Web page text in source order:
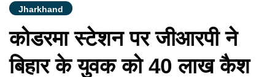
Jharkhand
कोडरमा स्टेशन पर जीआरपी ने
बिहार के युवक को 40 लाख कैश